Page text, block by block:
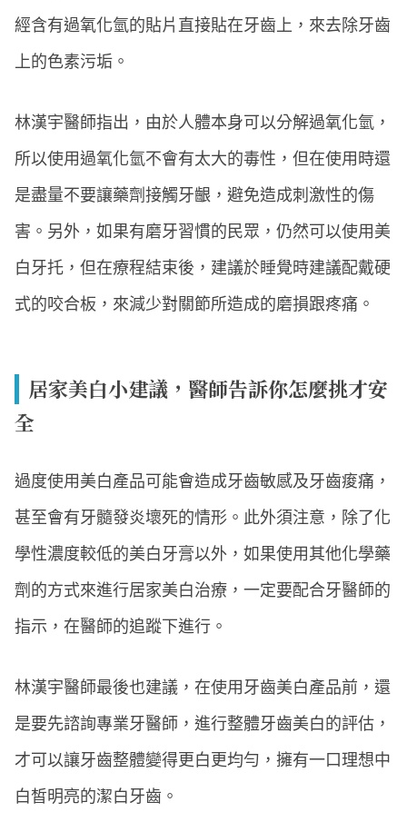
經含有過氧化氫的貼片直接貼在牙齒上，來去除牙齒
上的色素污垢。
林漢宇醫師指出，由於人體本身可以分解過氧化氫，
所以使用過氧化氫不會有太大的毒性，但在使用時還
是盡量不要讓藥劑接觸牙齦，避免造成刺激性的傷
害。另外，如果有磨牙習慣的民眾，仍然可以使用美
白牙托，但在療程結束後，建議於睡覺時建議配戴硬
式的咬合板，來減少對關節所造成的磨損跟疼痛。
居家美白小建議，醫師告訴你怎麼挑才安
全
過度使用美白產品可能會造成牙齒敏感及牙齒痠痛，
甚至會有牙髓發炎壞死的情形。此外須注意，除了化
學性濃度較低的美白牙膏以外，如果使用其他化學藥
劑的方式來進行居家美白治療，一定要配合牙醫師的
指示，在醫師的追蹤下進行。
林漢宇醫師最後也建議，在使用牙齒美白產品前，還
是要先諮詢專業牙醫師，進行整體牙齒美白的評估，
才可以讓牙齒整體變得更白更均勻，擁有一口理想中
白皙明亮的潔白牙齒。